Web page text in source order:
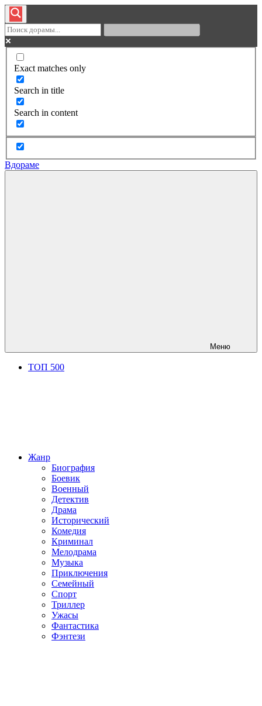
Exact matches only
Search in title
Search in content
Вдораме
Меню
ТОП 500
Жанр
Биография
Боевик
Военный
Детектив
Драма
Исторический
Комедия
Криминал
Мелодрама
Музыка
Приключения
Семейный
Спорт
Триллер
Ужасы
Фантастика
Фэнтези